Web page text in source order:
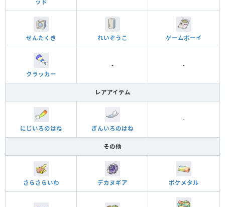
ッド
せんたくき れいぞうこ ゲームボーイ
クラッカー
- -
レアアイテム
にじいろのはね ぎんいろのはね
-
その他
さらさらいわ デカヌギア ポケメタル